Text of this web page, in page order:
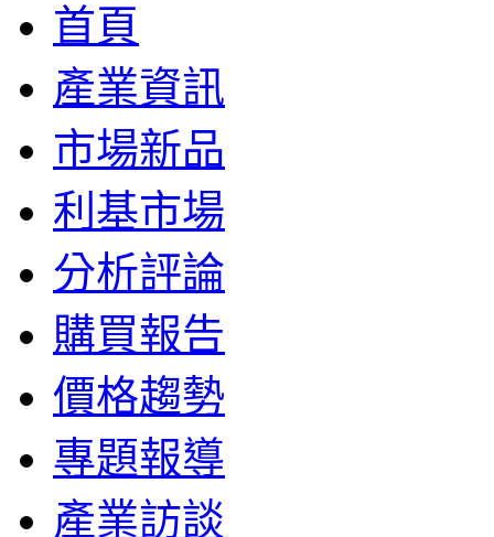
首頁
產業資訊
市場新品
利基市場
分析評論
購買報告
價格趨勢
專題報導
產業訪談